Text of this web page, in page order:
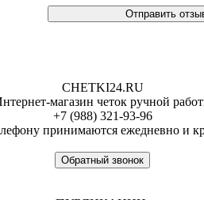
CHETKI24.RU
магазин четок ручной
+7 (988) 321-93-96
принимаются ежедневно и
Обратный звонок